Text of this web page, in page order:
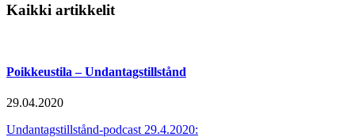
Kaikki artikkelit
Poikkeustila – Undantagstillstånd
29.04.2020
Undantagstillstånd-podcast 29.4.2020: